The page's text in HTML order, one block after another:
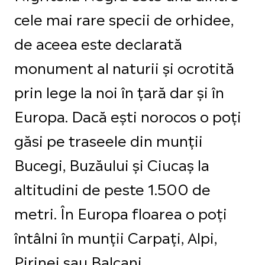
cele mai rare specii de orhidee,
de aceea este declarată
monument al naturii și ocrotită
prin lege la noi în țară dar și în
Europa. Dacă ești norocos o poți
găsi pe traseele din munții
Bucegi, Buzăului și Ciucaș la
altitudini de peste 1.500 de
metri. În Europa floarea o poți
întâlni în munții Carpați, Alpi,
Pirinei sau Balcani.